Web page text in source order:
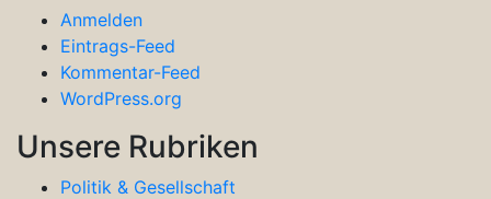
Anmelden
Eintrags-Feed
Kommentar-Feed
WordPress.org
Unsere Rubriken
Politik & Gesellschaft